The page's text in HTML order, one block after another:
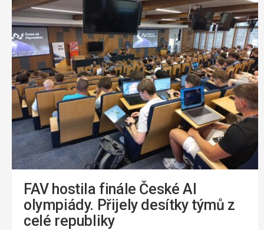
FAV hostila finále České AI
olympiády. Přijely desítky týmů z
celé republiky